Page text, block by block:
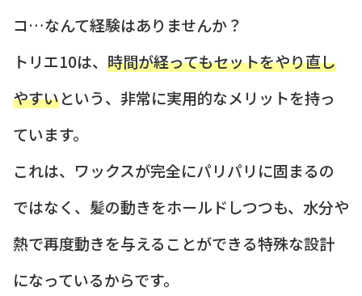
コ…なんて経験はありませんか？
トリエ10は、 時間が経ってもセットをやり直し
やすいという、非常に実用的なメリットを持っ
ています。
これは、ワックスが完全にパリパリに固まるの
ではなく、髪の動きをホールドしつつも、水分や
熱で再度動きを与えることができる特殊な設計
になっているからです。